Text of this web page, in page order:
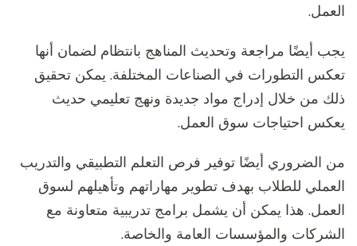
العمل.
يجب أيضًا مراجعة وتحديث المناهج بانتظام لضمان أنها
تعكس التطورات في الصناعات المختلفة. يمكن تحقيق
ذلك من خلال إدراج مواد جديدة ونهج تعليمي حديث
يعكس احتياجات سوق العمل.
من الضروري أيضًا توفير فرص التعلم التطبيقي والتدريب
العملي للطلاب بهدف تطوير مهاراتهم وتأهيلهم لسوق
العمل. هذا يمكن أن يشمل برامج تدريبية متعاونة مع
الشركات والمؤسسات العامة والخاصة.